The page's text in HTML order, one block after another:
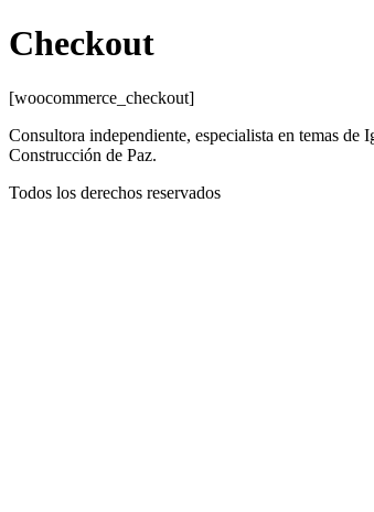
Checkout
[woocommerce_checkout]
Consultora independiente, especialista en temas
Construcción de Paz.
Todos los derechos reservados